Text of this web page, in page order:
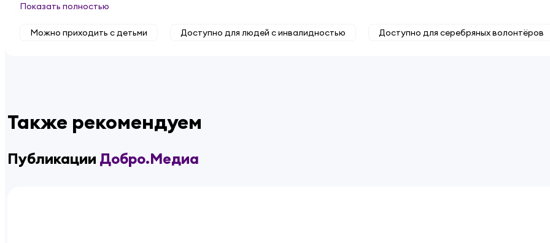
Показать полностью
Можно приходить с детьми Доступно для людей с инвалидностью Доступно для серебряных волонтёров
Также рекомендуем
Публикации Добро.Медиа